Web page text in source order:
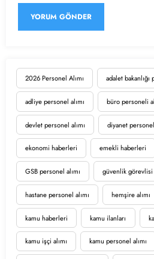
2026 Personel Alımı adalet bakanlığı
adliye personel alımı büro personeli
devlet personel alımı diyanet personel
ekonomi haberleri emekli haberleri
GSB personel alımı güvenlik görevlisi
hastane personel alımı hemşire alımı
kamu haberleri kamu ilanları
kamu işçi alımı kamu personel alımı